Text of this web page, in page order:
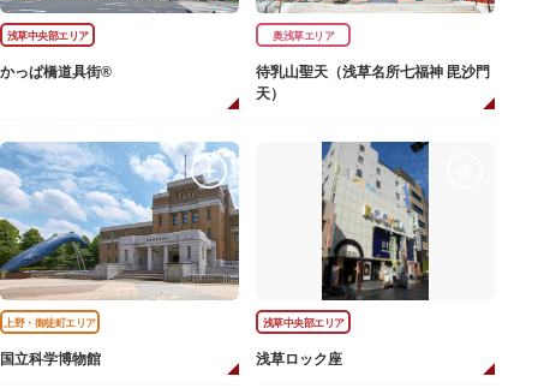
浅草中央部エリア
かっぱ橋道具街®
奥浅草エリア
待乳山聖天（浅草名所七福神 毘沙門
天）
上野・御徒町エリア
国立科学博物館
浅草中央部エリア
浅草ロック座